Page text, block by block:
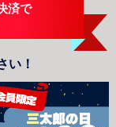
済で
い！